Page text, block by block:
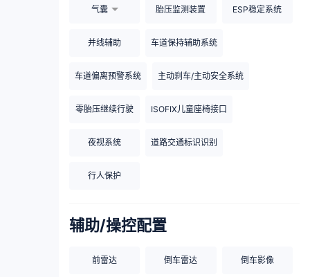
气囊 胎压监测装置 ESP稳定系统
并线辅助 车道保持辅助系统
车道偏离预警系统 主动刹车/主动安全系统
零胎压继续行驶 ISOFIX儿童座椅接口
夜视系统 道路交通标识识别
行人保护
辅助/操控配置
前雷达 倒车雷达 倒车影像